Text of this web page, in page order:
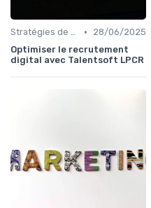
Stratégies de Recrutement Digital •
28/06/2025
Optimiser le recrutement
digital avec Talentsoft LPCR